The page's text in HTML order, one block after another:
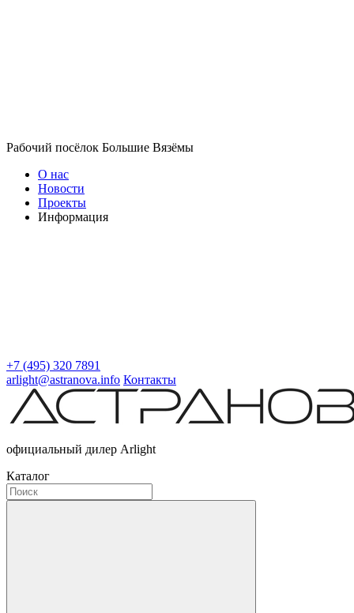
Рабочий посёлок Большие Вязёмы
О нас
Новости
Проекты
Информация
+7 (495) 320 7891
arlight@astranova.info Контакты
официальный дилер Arlight
Каталог